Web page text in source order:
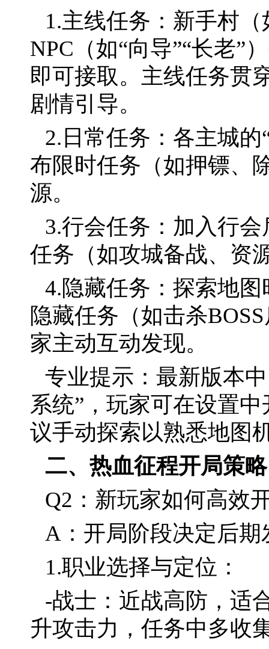
1.主线任务：新手村
NPC（如“向导”“长老”
即可接取。主线任务贯
剧情引导。
2.日常任务：各主城的
布限时任务（如押镖、
源。
3.行会任务：加入行
任务（如攻城备战、资
4.隐藏任务：探索地
隐藏任务（如击杀
家主动互动发现。
专业提示：最新版本
系统”，玩家可在设置
议手动探索以熟悉地图
二、热血征程开局策略
Q2：新玩家如何高效
A：开局阶段决定后
1.职业选择与定位：
-战士：近战高防，适
升攻击力，任务中多收